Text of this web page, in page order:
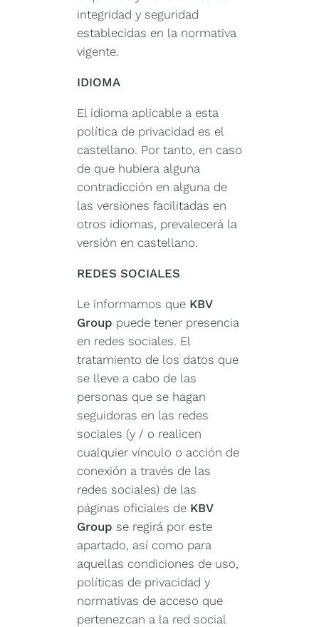
integridad y seguridad
establecidas en la normativa
vigente.
IDIOMA
El idioma aplicable a esta
política de privacidad es el
castellano. Por tanto, en caso
de que hubiera alguna
contradicción en alguna de
las versiones facilitadas en
otros idiomas, prevalecerá la
versión en castellano.
REDES SOCIALES
Le informamos que KBV
Group puede tener presencia
en redes sociales. El
tratamiento de los datos que
se lleve a cabo de las
personas que se hagan
seguidoras en las redes
sociales (y / o realicen
cualquier vínculo o acción de
conexión a través de las
redes sociales) de las
páginas oficiales de KBV
Group se regirá por este
apartado, así como para
aquellas condiciones de uso,
políticas de privacidad y
normativas de acceso que
pertenezcan a la red social